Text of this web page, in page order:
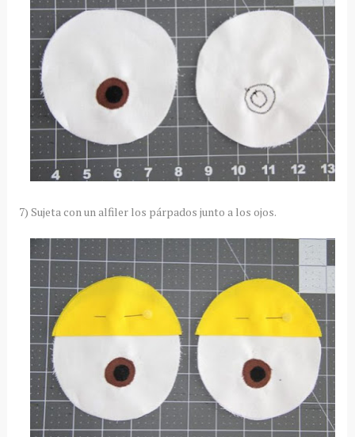
7) Sujeta con un alfiler los párpados junto a los ojos.